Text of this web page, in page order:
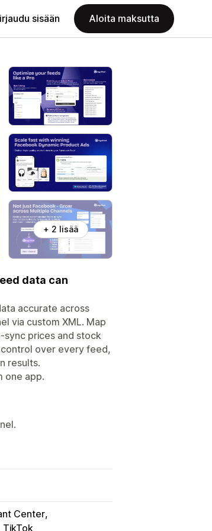
sisään Aloita maksutta
+ 2 lisää
data can
accurate across
via custom XML. Map
sync prices and stock
control over every feed,
results.
one app.
Center
TikTok